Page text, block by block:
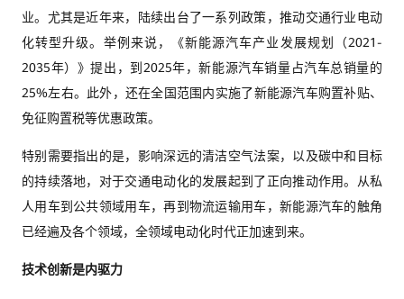
业。尤其是近年来，陆续出台了一系列政策，推动交通行业电动
化转型升级。举例来说，《新能源汽车产业发展规划（2021-
2035年）》提出，到2025年，新能源汽车销量占汽车总销量的
25%左右。此外，还在全国范围内实施了新能源汽车购置补贴、
免征购置税等优惠政策。
特别需要指出的是，影响深远的清洁空气法案，以及碳中和目标
的持续落地，对于交通电动化的发展起到了正向推动作用。从私
人用车到公共领域用车，再到物流运输用车，新能源汽车的触角
已经遍及各个领域，全领域电动化时代正加速到来。
技术创新是内驱力